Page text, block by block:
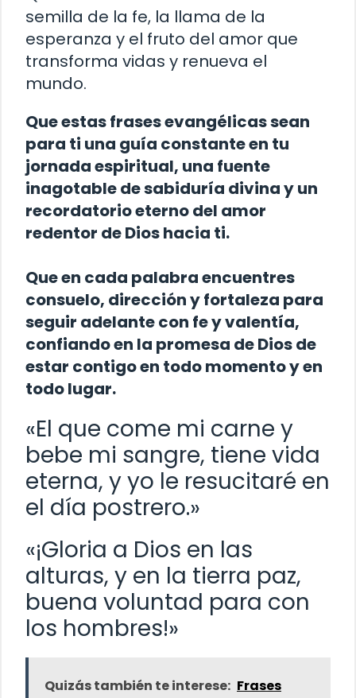
semilla de la fe, la llama de la
esperanza y el fruto del amor que
transforma vidas y renueva el
mundo.
Que estas frases evangélicas sean
para ti una guía constante en tu
jornada espiritual, una fuente
inagotable de sabiduría divina y un
recordatorio eterno del amor
redentor de Dios hacia ti.
Que en cada palabra encuentres
consuelo, dirección y fortaleza para
seguir adelante con fe y valentía,
confiando en la promesa de Dios de
estar contigo en todo momento y en
todo lugar.
«El que come mi carne y
bebe mi sangre, tiene vida
eterna, y yo le resucitaré en
el día postrero.»
«¡Gloria a Dios en las
alturas, y en la tierra paz,
buena voluntad para con
los hombres!»
Quizás también te interese: Frases